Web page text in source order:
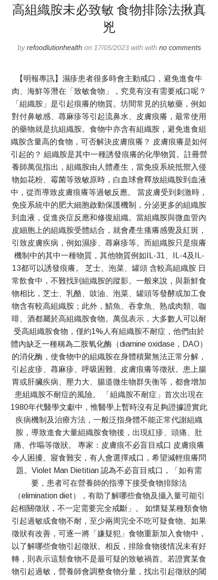
高組織胺未必致敏 食物排除法揪真
兇
byrefoodlutionhealth on 17/05/2023 with with no comments
【明報專訊】濕疹患者很多時會主動戒口，避免進食牛
肉、海鮮等潛在「致敏食物」，究竟有沒有需要戒口呢？
「組織胺」是引起痕癢的物質。坊間常見的抗敏藥，例如
對付鼻敏感、蕁麻疹等引起流鼻水、皮膚痕癢，最常使用
的藥物就是抗組織胺。食物中亦含有組織胺，避免進食組
織胺含量高的食物，可否解決皮膚痕癢？ 皮膚痕癢是如何
引起的？ 組織胺是其中一種誘發痕癢的化學物質。註冊營
養師萬侃指出，組織胺由人體產生，當免疫系統抵禦入侵
物如花粉、霉菌等致敏原時，白血球會釋放組織胺到血液
中，從而導致皮膚痕癢等過敏反應。 當皮膚受到刺激時，
免疫系統中的肥大細胞啟動保護機制，分泌更多的組織胺
到血液，促進炎症反應和修復組織。當組織胺與微血管內
皮細胞上的組織胺受體結合，就會產生瘙癢感覺及紅斑，
引致皮膚疾病，例如濕疹、蕁麻疹等。而組織胺只是痕癢
機制中的其中一種物質，其他物質例如IL-31、IL-4及IL-
13都可以誘發痕癢。 芝士、泡菜、罐頭 含較高組織胺 日
常飲食中，不難找到組織胺的蹤影。一般來說，與新鮮食
物相比，芝士、乳酪、豉油、泡菜、罐頭等發酵或加工食
物含有較高組織胺；此外，鯖魚、吞拿魚、熟成肉類、咖
啡、酒都屬於高組織胺食物。萬侃表示，大多數人可以耐
受高組織胺食物，僅約1%人有組織胺不耐症，他們由於
體內缺乏一種稱為二胺氧化酶（diamine oxidase，DAO）
的消化酶，使食物中的組織胺在身體積聚無法正常分解，
引起皮疹、蕁麻疹、呼吸困難、皮膚痕癢等徵狀。患上腸
胃或肝臟疾病、壓力大、腸道微生物群失衡等，都會增加
患組織胺不耐症的風險。 「組織胺不耐症」首次出現在
1980年代醫學文獻中，惟醫學上暫時沒有足夠證據證實此
疾病機制及治療方法，一般泛指身體不能正常代謝組織
胺，導致進食大量組織胺食物後，出現紅疹、頭痛、肚
痛、作嘔等徵狀。 專家：皮膚痕不必盲目戒口 皮膚痕癢
令人困擾、寢食難安，有人會選擇戒口，希望減輕痕癢問
題。Violet Man Dietitian 認為不必盲目戒口，「如有需
要，患者可在營養師的指導下接受食物排除法
（elimination diet），有助了解哪些食物及攝入量可能引
起相關徵狀，不一定需要完全戒斷」。 如懷疑某種類食物
引起過敏或食物不耐，至少兩周完全不吃可疑食物。如果
徵狀有改善，可逐一將「嫌疑犯」食物重新加入食物中，
以了解哪些食物引起徵狀。相反，排除食物後情况未有好
轉，則表示這類食物不是最可疑的致敏禍首。若證實某食
物引起過敏，營養師會調整食物分量，找出引起徵狀的閾